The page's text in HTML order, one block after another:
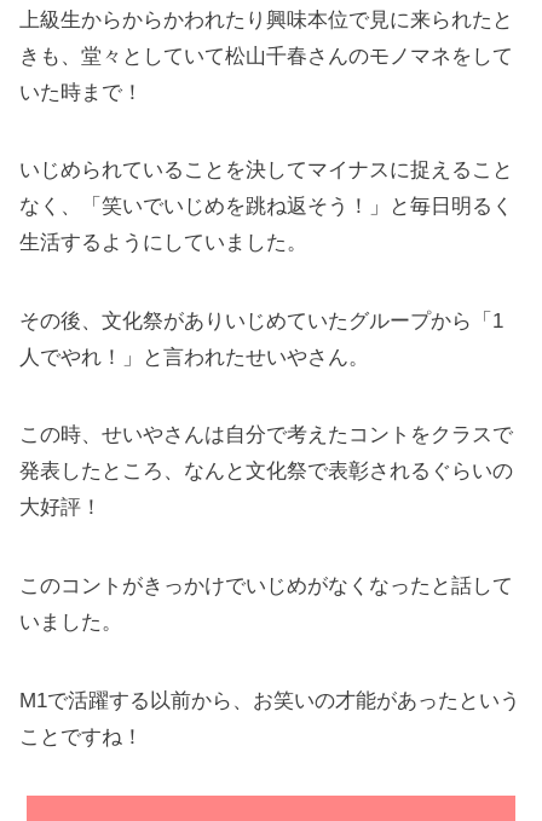
上級生からからかわれたり興味本位で見に来られたと
きも、堂々としていて松山千春さんのモノマネをして
いた時まで！
いじめられていることを決してマイナスに捉えること
なく、「笑いでいじめを跳ね返そう！」と毎日明るく
生活するようにしていました。
その後、文化祭がありいじめていたグループから「1
人でやれ！」と言われたせいやさん。
この時、せいやさんは自分で考えたコントをクラスで
発表したところ、なんと文化祭で表彰されるぐらいの
大好評！
このコントがきっかけでいじめがなくなったと話して
いました。
M1で活躍する以前から、お笑いの才能があったという
ことですね！